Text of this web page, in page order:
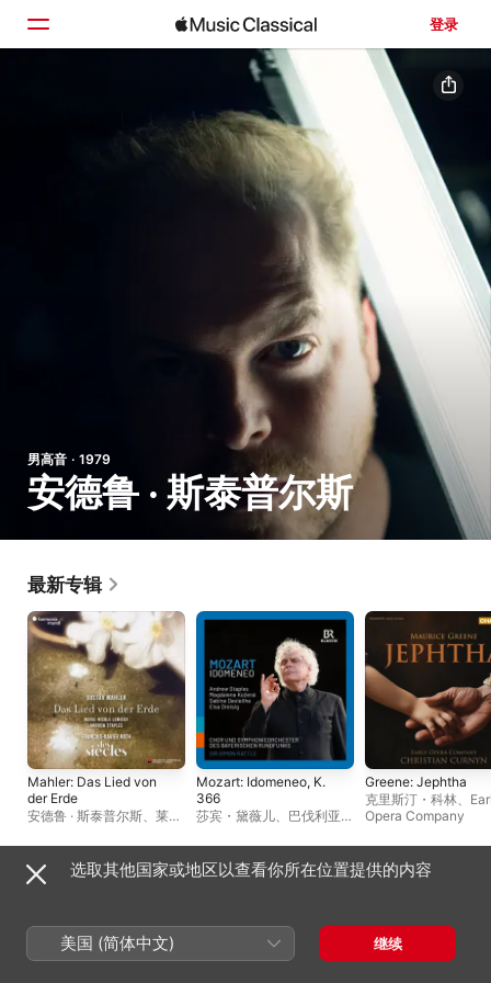
登录
男高音 · 1979
安德鲁 · 斯泰普尔斯
最新专辑
Mahler: Das Lied von
der Erde
安德鲁 · 斯泰普尔斯、 莱斯
尔 · 罗斯、玛丽 · 妮可 · 勒
米厄
Mozart: Idomeneo, K.
366
莎宾・黛薇儿、 巴伐利亚广
响乐团、艾尔莎・德赖希
格、马格达莱娜 · 科泽娜、
西蒙・拉特尔爵士 、安德鲁
Greene: Jephtha
克里斯汀・科林、
Opera Company
现场专辑
选取其他国家或地区以查看你所在位置提供的内容
美国 (简体中文) 继续